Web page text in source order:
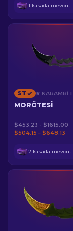
1 kasada mevcut
ST ★ KARAMBIT
MORÖTESI
$453.23 - $1615.00
$504.15 – $648.13
2 kasada mevcut